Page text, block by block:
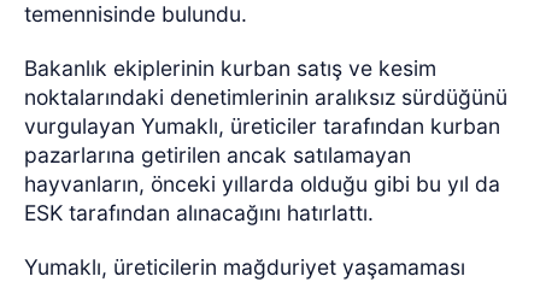
temennisinde bulundu.
Bakanlık ekiplerinin kurban satış ve kesim
noktalarındaki denetimlerinin aralıksız sürdüğünü
vurgulayan Yumaklı, üreticiler tarafından kurban
pazarlarına getirilen ancak satılamayan
hayvanların, önceki yıllarda olduğu gibi bu yıl da
ESK tarafından alınacağını hatırlattı.
Yumaklı, üreticilerin mağduriyet yaşamaması